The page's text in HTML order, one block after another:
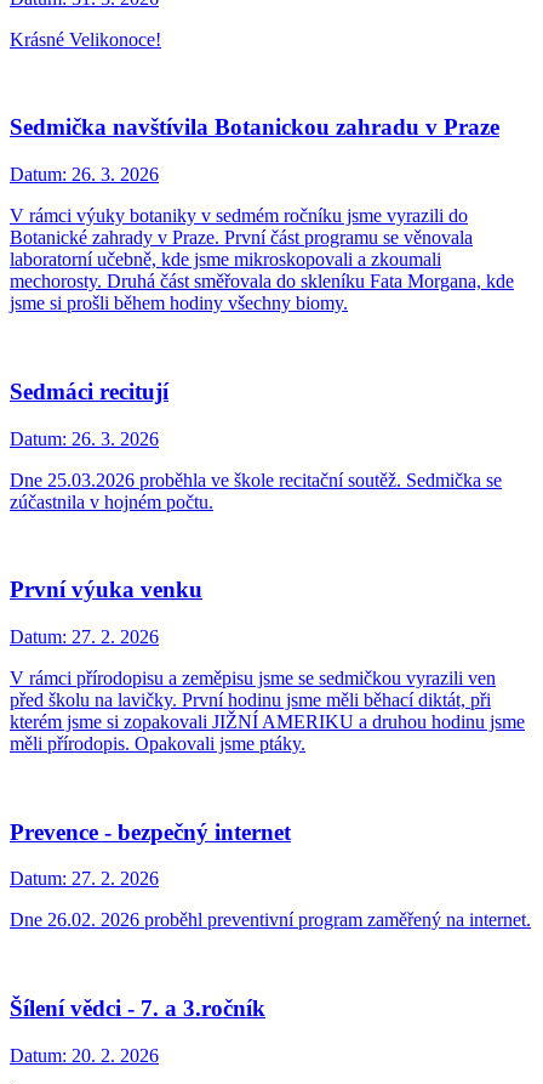
Krásné Velikonoce!
Sedmička navštívila Botanickou zahradu v Praze
Datum: 26. 3. 2026
V rámci výuky botaniky v sedmém ročníku jsme vyrazili do
Botanické zahrady v Praze. První část programu se věnovala
laboratorní učebně, kde jsme mikroskopovali a zkoumali
mechorosty. Druhá část směřovala do skleníku Fata Morgana, kde
jsme si prošli během hodiny všechny biomy.
Sedmáci recitují
Datum: 26. 3. 2026
Dne 25.03.2026 proběhla ve škole recitační soutěž. Sedmička se
zúčastnila v hojném počtu.
První výuka venku
Datum: 27. 2. 2026
V rámci přírodopisu a zeměpisu jsme se sedmičkou vyrazili ven
před školu na lavičky. První hodinu jsme měli běhací diktát, při
kterém jsme si zopakovali JIŽNÍ AMERIKU a druhou hodinu jsme
měli přírodopis. Opakovali jsme ptáky.
Prevence - bezpečný internet
Datum: 27. 2. 2026
Dne 26.02. 2026 proběhl preventivní program zaměřený na internet.
Šílení vědci - 7. a 3.ročník
Datum: 20. 2. 2026